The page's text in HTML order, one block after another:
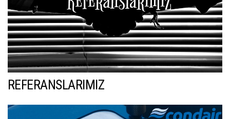
REFERANSLARIMIZ